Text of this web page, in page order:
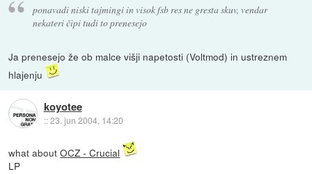
ponavadi niski tajmingi in visok fsb res ne gresta skuv, vendar
nekateri čipi tudi to prenesejo
Ja prenesejo že ob malce višji napetosti (Voltmod) in ustreznem
hlajenju
koyotee
::23. jun 2004, 14:20
what aboutOCZ - Crucial
LP